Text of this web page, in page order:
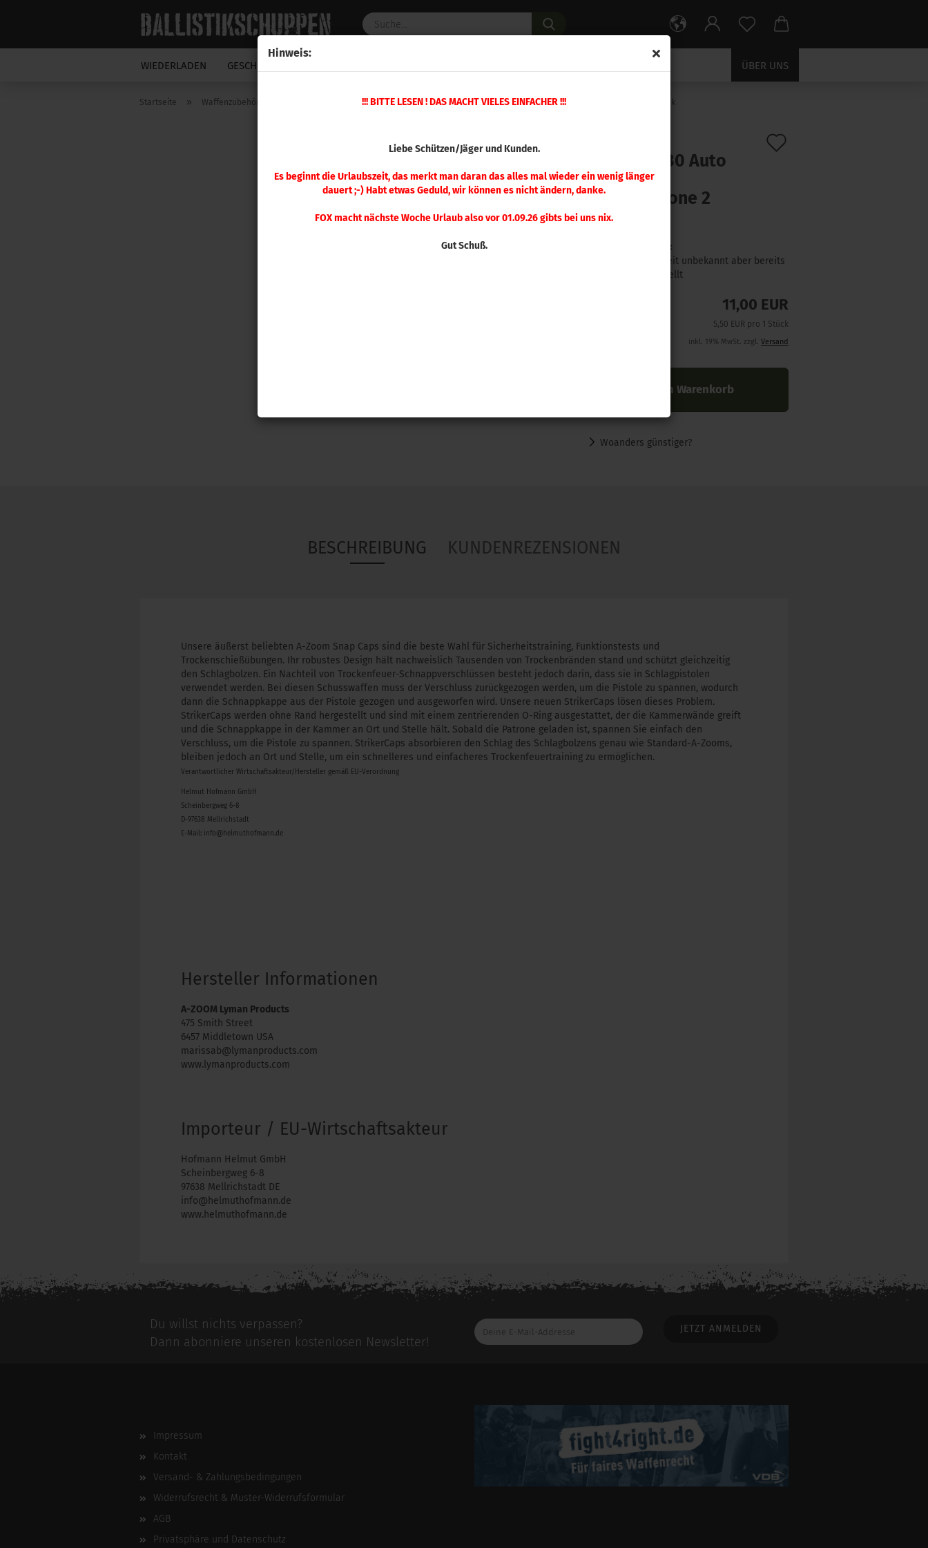
Hinweis:
!!! BITTE LESEN ! DAS MACHT VIELES EINFACHER !!!
Liebe Schützen/Jäger und Kunden.
Es beginnt die Urlaubszeit, das merkt man daran das alles mal wieder ein wenig länger
dauert ;-) Habt etwas Geduld, wir können es nicht ändern, danke.
FOX macht nächste Woche Urlaub also vor 01.09.26 gibts bei uns nix.
Gut Schuß.
WIEDERLADEN GESCHOSSE ÜBER UNS
Startseite » Waffenzubehör A-ZOOM Pufferpatronen » Blue / Striker Caps » A-Zoom .380 Auto Striker Pufferpatrone 2 Stück
A-Zoom .380 Auto
Striker
Pufferpatrone 2
Stück
Lieferzeit:
Lieferzeit unbekannt aber bereits
nachbestellt
11,00 EUR
5,50 EUR pro 1 Stück
inkl. 19% MwSt. zzgl. Versand
In den Warenkorb
Woanders günstiger?
BESCHREIBUNG KUNDENREZENSIONEN
Unsere äußerst beliebten A-Zoom Snap Caps sind die beste Wahl für Sicherheitstraining, Funktionstests und
Trockenschießübungen. Ihr robustes Design hält nachweislich Tausenden von Trockenbränden stand und schützt gleichzeitig
den Schlagbolzen. Ein Nachteil von Trockenfeuer-Schnappverschlüssen besteht jedoch darin, dass sie in Schlagpistolen
verwendet werden. Bei diesen Schusswaffen muss der Verschluss zurückgezogen werden, um die Pistole zu spannen, wodurch
dann die Schnappkappe aus der Pistole gezogen und ausgeworfen wird. Unsere neuen StrikerCaps lösen dieses Problem.
StrikerCaps werden ohne Rand hergestellt und sind mit einem zentrierenden O-Ring ausgestattet, der die Kammerwände greift
und die Schnappkappe in der Kammer an Ort und Stelle hält. Sobald die Patrone geladen ist, spannen Sie einfach den
Verschluss, um die Pistole zu spannen. StrikerCaps absorbieren den Schlag des Schlagbolzens genau wie Standard-A-Zooms,
bleiben jedoch an Ort und Stelle, um ein schnelleres und einfacheres Trockenfeuertraining zu ermöglichen.
Verantwortlicher Wirtschaftsakteur/Hersteller gemäß EU-Verordnung
Helmut Hofmann GmbH
Scheinbergweg 6-8
D-97638 Mellrichstadt
E-Mail: info@helmuthofmann.de
Hersteller Informationen
A-ZOOM Lyman Products
475 Smith Street
6457 Middletown USA
marissab@lymanproducts.com
www.lymanproducts.com
Importeur / EU-Wirtschaftsakteur
Hofmann Helmut GmbH
Scheinbergweg 6-8
97638 Mellrichstadt DE
info@helmuthofmann.de
www.helmuthofmann.de
Du willst nichts verpassen?
Dann abonniere unseren kostenlosen Newsletter!
Deine
E-
Impressum
Kontakt
Versand- & Zahlungsbedingungen
Widerrufsrecht & Muster-Widerrufsformular
AGB
Privatsphäre und Datenschutz